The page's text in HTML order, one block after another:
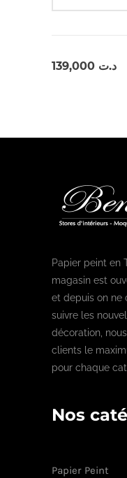
د.ت
Papier peint en
magasin est
et depuis on ne
suivre les
décoration,
clients le
pour chaque
Nos
Papier Peint